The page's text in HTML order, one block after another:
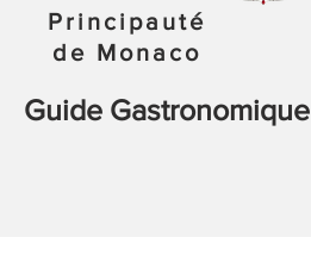
Principauté
de Monaco
Guide Gastronomique